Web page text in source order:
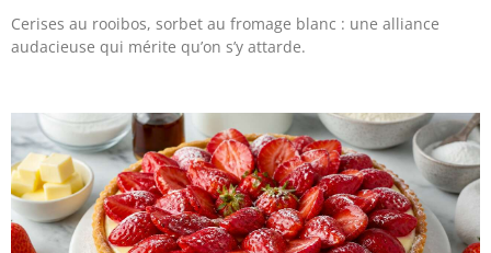
Cerises au rooibos, sorbet au fromage blanc : une alliance
audacieuse qui mérite qu’on s’y attarde.